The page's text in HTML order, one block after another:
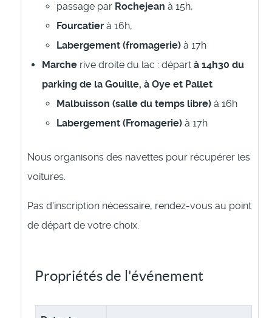
passage par Rochejean à 15h,
Fourcatier à 16h,
Labergement (fromagerie) à 17h
Marche rive droite du lac : départ à 14h30 du
parking de la Gouille, à Oye et Pallet
Malbuisson (salle du temps libre) à 16h
Labergement (Fromagerie) à 17h
Nous organisons des navettes pour récupérer les
voitures.
Pas d'inscription nécessaire, rendez-vous au point
de départ de votre choix.
Propriétés de l'événement